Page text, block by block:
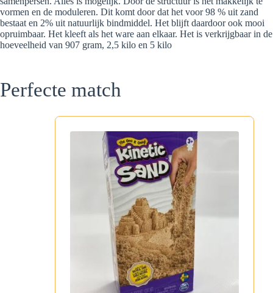
vormen en de moduleren. Dit komt door dat het voor 98 % uit zand
bestaat en 2% uit natuurlijk bindmiddel. Het blijft daardoor ook mooi
opruimbaar. Het kleeft als het ware aan elkaar. Het is verkrijgbaar in de
hoeveelheid van 907 gram, 2,5 kilo en 5 kilo
Perfecte match